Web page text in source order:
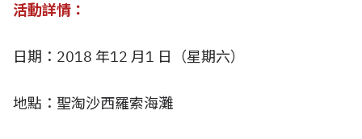
活動詳情：
日期：2018 年12 月1 日（星期六）
地點：聖淘沙西羅索海灘